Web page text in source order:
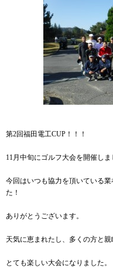
第2回福田電工CUP！！！
11月中旬にゴルフ大会を開催しま
今回はいつも協力を頂いている
た！
ありがとうございます。
天気に恵まれたし、多くの方と親
とても楽しい大会になりました。